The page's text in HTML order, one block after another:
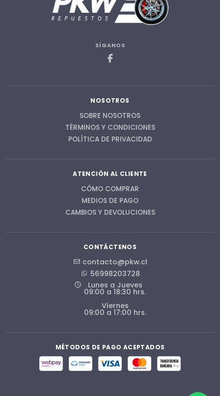
SÍGANOS
NOSOTROS
SOBRE NOSOTROS
TÉRMINOS Y CONDICIONES
POLÍTICA DE PRIVACIDAD
ATENCIÓN AL CLIENTE
CÓMO COMPRAR
MEDIOS DE PAGO
CAMBIOS Y DEVOLUCIONES
CONTÁCTENOS
contacto@pkw.cl
56998203728
Lunes a Jueves
09:00 a 18:30 hrs.
Viernes
09:00 a 17:00 hrs.
MÉTODOS DE PAGO ACEPTADOS